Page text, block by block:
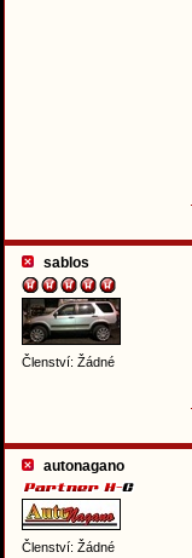
sablos
Členství: Žádné
autonagano
Členství: Žádné